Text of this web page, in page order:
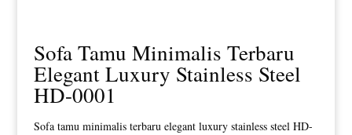
Sofa Tamu Minimalis Terbaru
Elegant Luxury Stainless Steel
HD-0001
Sofa tamu minimalis terbaru elegant luxury stainless steel HD-